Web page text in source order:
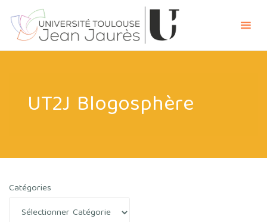
content
Blogosphère
UT2J Blogosphère
Catégories